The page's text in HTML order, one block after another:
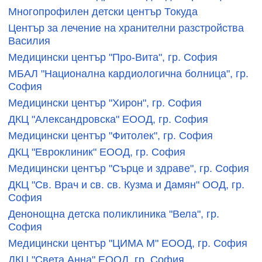
Многопрофилен детски център Токуда
Център за лечение на хранителни разстройства
Василия
Медицински център "Про-Вита", гр. София
МБАЛ "Национална кардиологична болница", гр.
София
Медицински център "Хирон", гр. София
ДКЦ "Александровска" ЕООД, гр. София
Медицински център "Фитолек", гр. София
ДКЦ "Евроклиник" ЕООД, гр. София
Медицински център "Сърце и здраве", гр. София
ДКЦ "Св. Врач и св. св. Кузма и Дамян" ООД, гр.
София
Денонощна детска поликлиника "Вела", гр.
София
Медицински център "ЦИМА М" ЕООД, гр. София